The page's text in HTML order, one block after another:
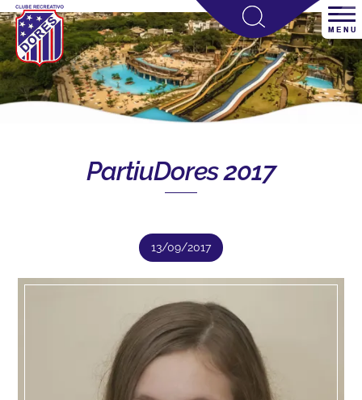
PartiuDores 2017
13/09/2017